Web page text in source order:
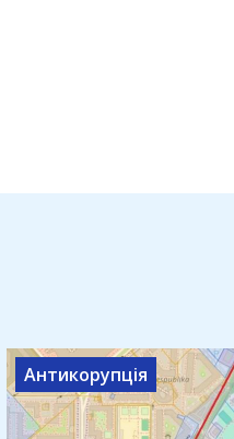
Антикорупція